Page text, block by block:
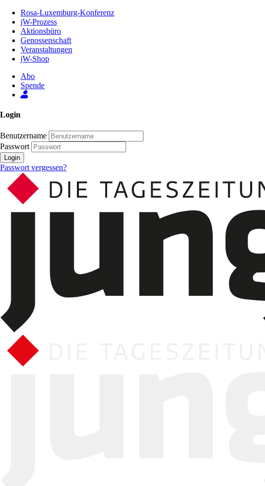
Inhalt
Seite
Rosa-Luxemburg-Konferenz
jW-Prozess
Aktionsbüro
Genossenschaft
Veranstaltungen
jW-Shop
Abo
Spende
Login
Benutzername
Passwort
Login
Passwort vergessen?